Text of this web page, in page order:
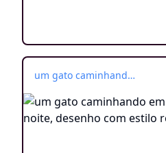
um gato caminhando em uma rua a noite, desenho com estilo realista